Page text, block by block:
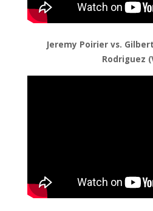
Jeremy Poirier vs.
Rodriguez